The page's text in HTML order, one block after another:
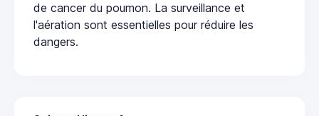
de cancer du poumon. La surveillance et
l'aération sont essentielles pour réduire les
dangers.